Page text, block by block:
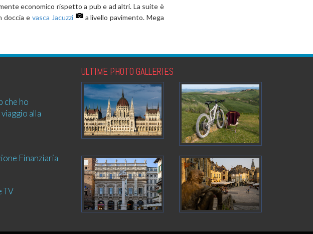
economico rispetto a pub e ad altri. La suite è
doccia e vasca Jacuzzi
a livello pavimento. Mega
che ho
alla
Finanziaria
TV
ULTIME PHOTO GALLERIES